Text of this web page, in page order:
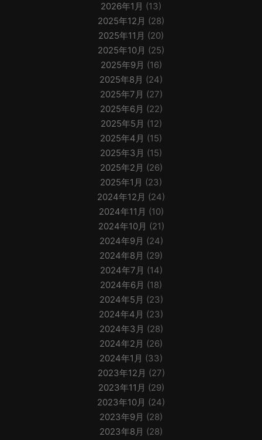
2026年1月 (13)
2025年12月 (28)
2025年11月 (20)
2025年10月 (25)
2025年9月 (16)
2025年8月 (24)
2025年7月 (27)
2025年6月 (22)
2025年5月 (12)
2025年4月 (15)
2025年3月 (15)
2025年2月 (26)
2025年1月 (23)
2024年12月 (24)
2024年11月 (10)
2024年10月 (21)
2024年9月 (24)
2024年8月 (29)
2024年7月 (14)
2024年6月 (18)
2024年5月 (23)
2024年4月 (23)
2024年3月 (28)
2024年2月 (26)
2024年1月 (33)
2023年12月 (27)
2023年11月 (29)
2023年10月 (24)
2023年9月 (28)
2023年8月 (28)